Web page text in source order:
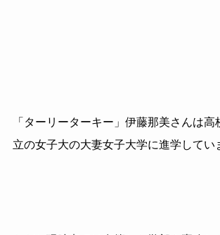
「ターリーターキー」伊藤那美さんは高
立の女子大の大妻女子大学に進学してい